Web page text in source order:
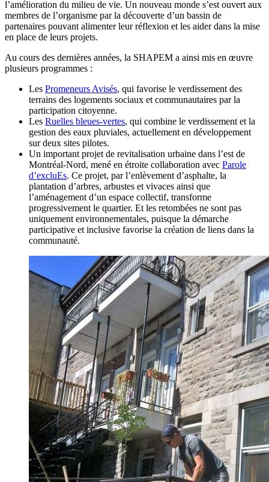
l’amélioration du milieu de vie. Un nouveau monde s’est ouvert aux
membres de l’organisme par la découverte d’un bassin de
partenaires pouvant alimenter leur réflexion et les aider dans la mise
en place de leurs projets.
Au cours des dernières années, la SHAPEM a ainsi mis en œuvre
plusieurs programmes :
Les Promeneurs Avisés, qui favorise le verdissement des
terrains des logements sociaux et communautaires par la
participation citoyenne.
Les Ruelles bleues-vertes, qui combine le verdissement et la
gestion des eaux pluviales, actuellement en développement
sur deux sites pilotes.
Un important projet de revitalisation urbaine dans l’est de
Montréal-Nord, mené en étroite collaboration avec Parole
d’excluEs. Ce projet, par l’enlèvement d’asphalte, la
plantation d’arbres, arbustes et vivaces ainsi que
l’aménagement d’un espace collectif, transforme
progressivement le quartier. Et les retombées ne sont pas
uniquement environnementales, puisque la démarche
participative et inclusive favorise la création de liens dans la
communauté.